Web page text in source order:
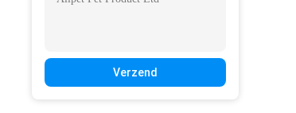
Verzend